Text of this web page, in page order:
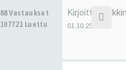
88 Vastaukset
107721 Luettu
Kirjoittaja
01.10.25 15:15